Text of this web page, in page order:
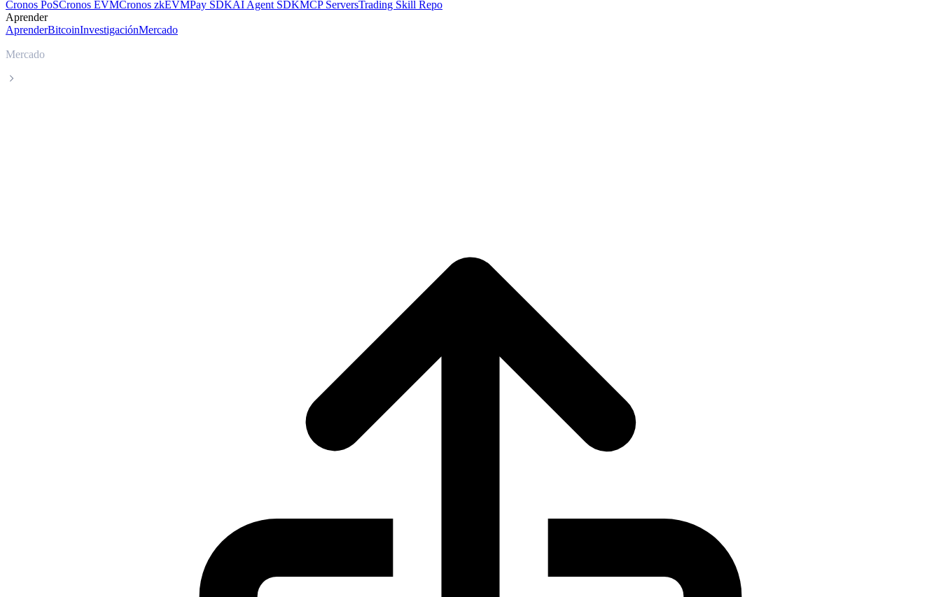
Cronos PoSCronos EVMCronos zkEVMPay SDKAI Agent SDKMCP ServersTrading Skill Repo
Aprender
AprenderBitcoinInvestigaciónMercado
Mercado